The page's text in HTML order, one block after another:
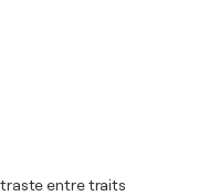
entre traits